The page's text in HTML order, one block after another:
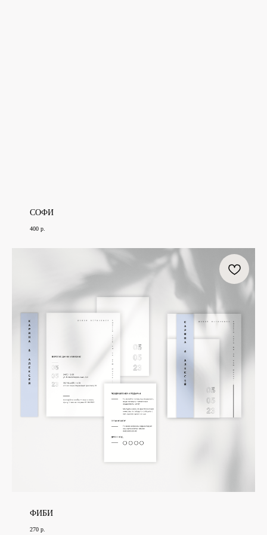
СОФИ
400 р.
ФИБИ
270 р.